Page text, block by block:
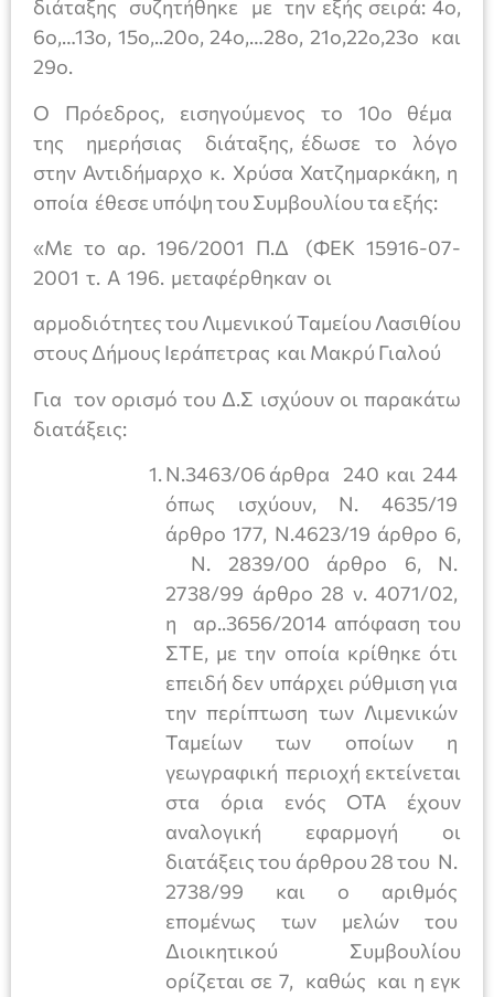
διάταξης συζητήθηκε με την εξής σειρά: 4ο,
6ο,…13ο, 15ο,..20ο, 24ο,…28ο, 21ο,22ο,23ο και
29ο.
Ο Πρόεδρος, εισηγούμενος το 10ο θέμα
της ημερήσιας διάταξης, έδωσε το λόγο
στην Αντιδήμαρχο κ. Χρύσα Χατζημαρκάκη, η
οποία έθεσε υπόψη του Συμβουλίου τα εξής:
«Με το αρ. 196/2001 Π.Δ (ΦΕΚ 15916-07-
2001 τ. Α 196. μεταφέρθηκαν οι
αρμοδιότητες του Λιμενικού Ταμείου Λασιθίου
στους Δήμους Ιεράπετρας και Μακρύ Γιαλού
Για τον ορισμό του Δ.Σ ισχύουν οι παρακάτω
διατάξεις:
Ν.3463/06 άρθρα 240 και 244
όπως ισχύουν, Ν. 4635/19
άρθρο 177, Ν.4623/19 άρθρο 6,
Ν. 2839/00 άρθρο 6, Ν.
2738/99 άρθρο 28 ν. 4071/02,
η αρ..3656/2014 απόφαση του
ΣΤΕ, με την οποία κρίθηκε ότι
επειδή δεν υπάρχει ρύθμιση για
την περίπτωση των Λιμενικών
Ταμείων των οποίων η
γεωγραφική περιοχή εκτείνεται
στα όρια ενός ΟΤΑ έχουν
αναλογική εφαρμογή οι
διατάξεις του άρθρου 28 του Ν.
2738/99 και ο αριθμός
επομένως των μελών του
Διοικητικού Συμβουλίου
ορίζεται σε 7, καθώς και η εγκ